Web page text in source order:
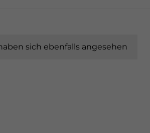
sich ebenfalls angesehen